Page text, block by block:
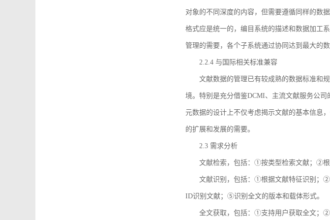
对象的不同深度的内容，但需要遵循同样的数
格式应是统一的，编目系统的描述和数据加工
管理的需要，各个子系统通过协同达到最大的数
2.2.4 与国际相关标准兼容
文献数据的管理已有较成熟的数据标准和
境。特别是充分借鉴DCMI、主流文献服务公
元数据的设计上不仅考虑揭示文献的基本信息
的扩展和发展的需要。
2.3 需求分析
文献检索，包括：①按类型检索文献；②
文献识别，包括：①根据文献特征识别；
ID识别文献；⑤识别全文的版本和载体形式。
全文获取，包括：①支持用户获取全文；